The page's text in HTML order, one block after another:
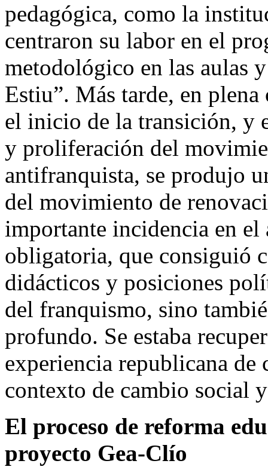
pedagógica, como la
centraron su labor en el
metodológico en las aulas
Estiu”. Más tarde, en
el inicio de la transición, y
y proliferación del
antifranquista, se produjo
del movimiento de
importante incidencia en el
obligatoria, que consiguió
didácticos y posiciones
del franquismo, sino
profundo. Se estaba
experiencia republicana de
contexto de cambio social
El proceso de reforma
proyecto Gea-Clío